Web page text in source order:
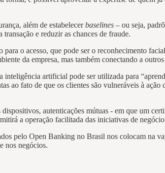
além de estabelecerbaselines – ou seja,
e reduzir as chances de fraude.
o acesso, que pode ser o reconhecimento
da empresa, mas também conectando a outros
artificial pode ser utilizada para
ao fato de que os clientes são vulneráveis à
autenticações mútuas - em que um
a operação facilitada das iniciativas de
pelo Open Banking no Brasil nos colocam na
nos negócios.